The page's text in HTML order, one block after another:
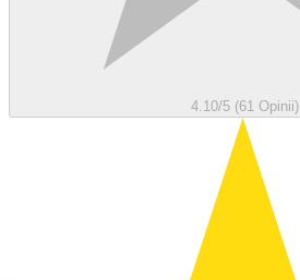
4.10/5 (61 Opinii)